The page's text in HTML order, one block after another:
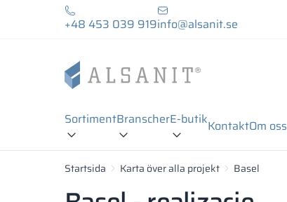
+48 453 039 919info@alsanit.se
SortimentBranscherE-butikKontaktOm oss
Startsida Karta över alla projekt Basel